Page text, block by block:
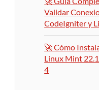
Validar
CodeIgniter y
🚀 Cómo
Linux Mint
4